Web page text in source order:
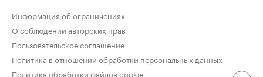
Информация об ограничениях
О соблюдении авторских прав
Пользовательское соглашение
Политика в отношении обработки персональных данных
Политика обработки файлов cookie